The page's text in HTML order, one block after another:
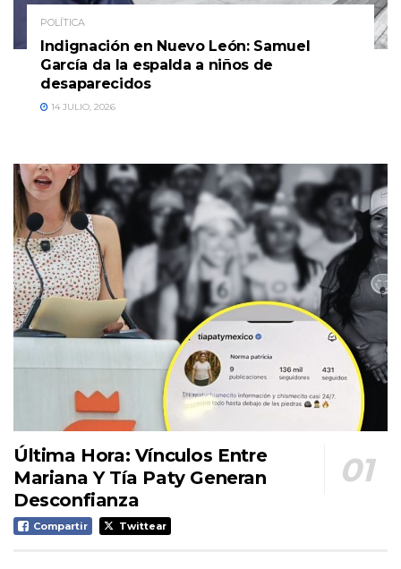
POLÍTICA
Indignación en Nuevo León: Samuel
García da la espalda a niños de
desaparecidos
14 JULIO, 2026
Última Hora: Vínculos Entre
Mariana Y Tía Paty Generan
Desconfianza
Compartir Twittear